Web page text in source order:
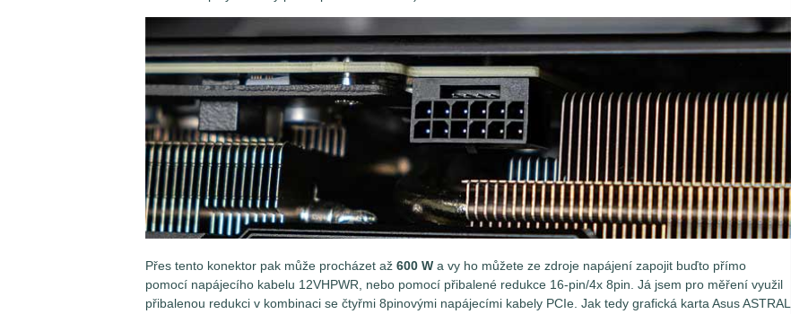
Přes tento konektor pak může procházet až 600 W a vy ho můžete ze zdroje napájení zapojit buďto přímo
pomocí napájecího kabelu 12VHPWR, nebo pomocí přibalené redukce 16-pin/4x 8pin. Já jsem pro měření využil
přibalenou redukci v kombinaci se čtyřmi 8pinovými napájecími kabely PCIe. Jak tedy grafická karta Asus ASTRAL